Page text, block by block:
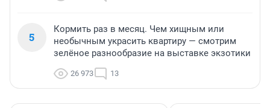
5
Кормить раз в месяц. Чем хищным или
необычным украсить квартиру — смотрим
зелёное разнообразие на выставке экзотики
26 973 13